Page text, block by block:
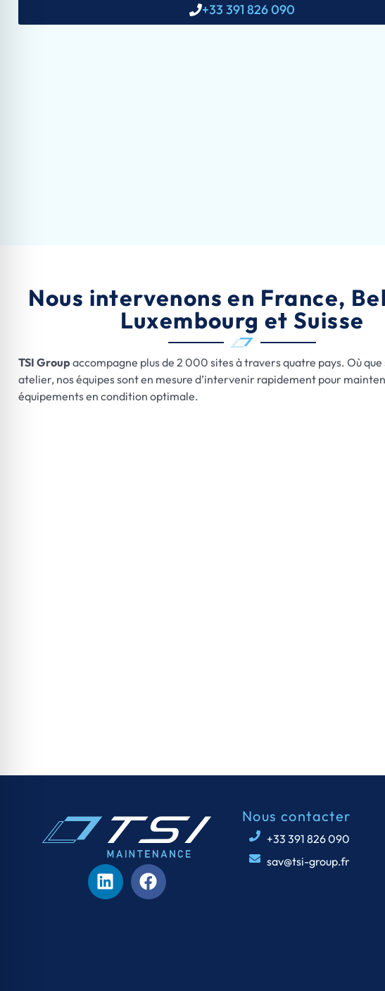
+33 391 826 090
Nous intervenons en France,
Luxembourg et Suisse
TSI Group accompagne plus de 2 000 sites à travers quatre pays. Où
atelier, nos équipes sont en mesure d’intervenir rapidement pour
équipements en condition optimale.
Nous contacter
+33 391 826 090
sav@tsi-group.fr